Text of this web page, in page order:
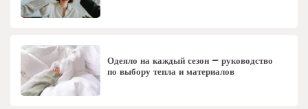
Одеяло на каждый сезон – руководство
по выбору тепла и материалов